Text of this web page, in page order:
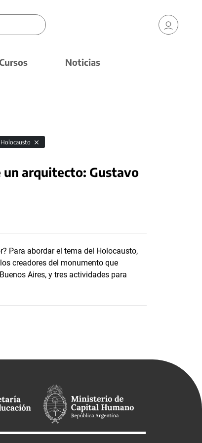
Noticias
Holocausto
un arquitecto: Gustavo
Para abordar el tema del Holocausto,
creadores del monumento que
Aires, y tres actividades para